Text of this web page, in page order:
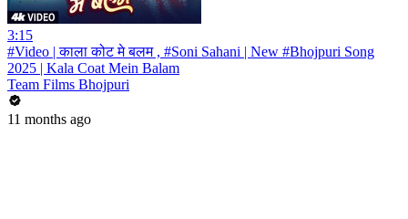
3:15
#Video | काला कोट मे बलम , #Soni Sahani | New #Bhojpuri Song
2025 | Kala Coat Mein Balam
Team Films Bhojpuri
11 months ago